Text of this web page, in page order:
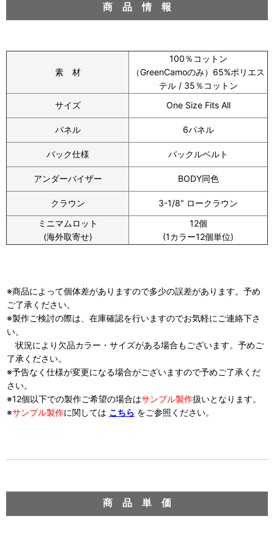
商 品 情 報
素 材
100％コットン
（GreenCamoのみ）65%ポリエス
テル / 35％コットン
サイズ
One Size Fits All
パネル 6パネル
バック仕様 バックルベルト
アンダーバイザー BODY同色
クラウン
3-1/8" ロークラウン
ミニマムロット
(海外取寄せ)
12個
(1カラー12個単位)
※商品によって個体差がありますので多少の誤差があります。予め
ご了承ください。
※製作ご検討の際は、在庫確認を行いますのでお気軽にご連絡下さ
い。
状況により欠品カラー・サイズがある場合もございます。予めご
了承ください。
※予告なく仕様が変更になる場合がございますので予めご了承くだ
さい。
※12個以下での製作ご希望の場合はサンプル製作扱いとなります。
※サンプル製作に関しては こちら をご参照ください。
商 品 単 価